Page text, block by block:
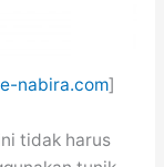
nabira.com]
tidak harus